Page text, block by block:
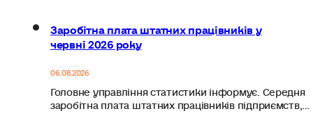
Заробітна плата штатних працівників у
червні 2026 року
06.08.2026
Головне управління статистики інформує. Середня
заробітна плата штатних працівників підприємств,…